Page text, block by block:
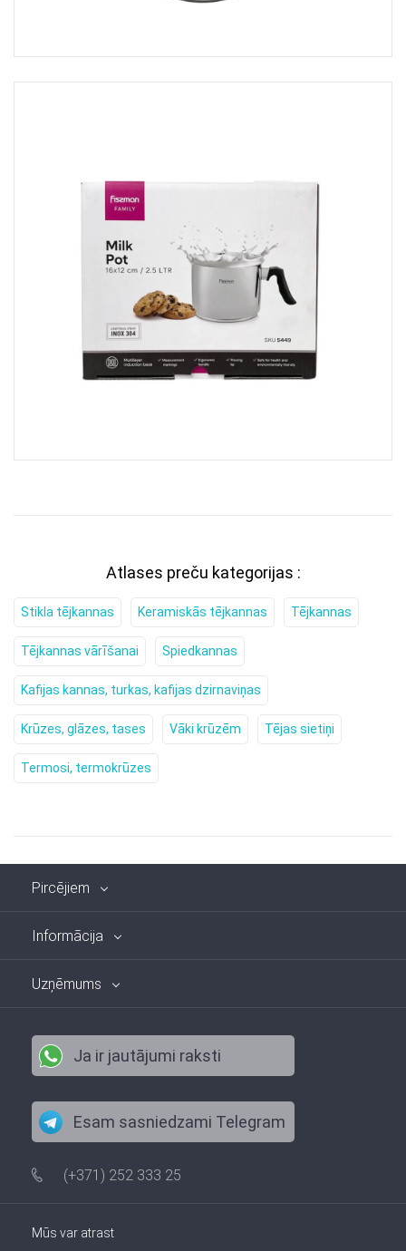
Atlases preču kategorijas :
Stikla tējkannas Keramiskās tējkannas Tējkannas
Tējkannas vārīšanai Spiedkannas
Kafijas kannas, turkas, kafijas dzirnaviņas
Krūzes, glāzes, tases Vāki krūzēm Tējas sietiņi
Termosi, termokrūzes
Pircējiem
Informācija
Uzņēmums
Ja ir jautājumi raksti
Esam sasniedzami Telegram
(+371) 252 333 25
Mūs var atrast